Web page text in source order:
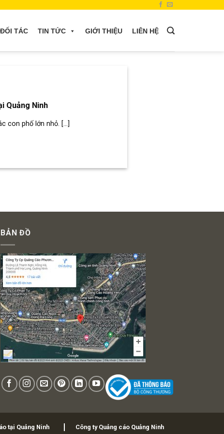
ĐỐI TÁC TIN TỨC GIỚI THIỆU LIÊN HỆ
Quảng Ninh
con phố lớn nhỏ. [...]
BẢN ĐỒ
tại Quảng Ninh Công ty Quảng cáo Quảng Ninh